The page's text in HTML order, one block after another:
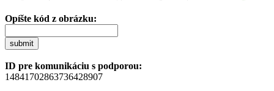
Opíšte kód z obrázku:
submit
ID pre komunikáciu s podporou:
14841702863736428907